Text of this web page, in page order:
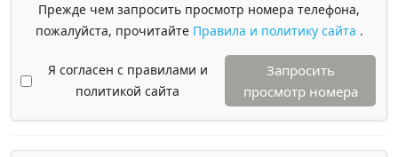
Прежде чем запросить просмотр номера телефона,
пожалуйста, прочитайте Правила и политику сайта .
Я согласен с правилами и
политикой сайта
Запросить
просмотр номера